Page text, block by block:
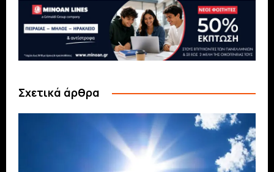
Σχετικά άρθρα